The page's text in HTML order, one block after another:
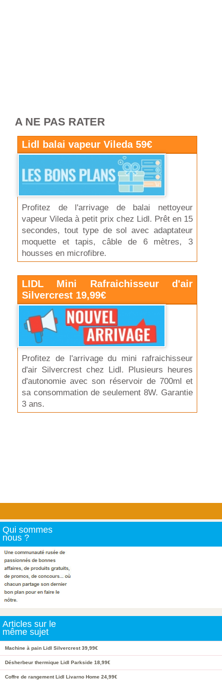
A NE PAS RATER
Lidl balai vapeur Vileda 59€
Profitez de l'arrivage de balai nettoyeur
vapeur Vileda à petit prix chez Lidl. Prêt en 15
secondes, tout type de sol avec adaptateur
moquette et tapis, câble de 6 mètres, 3
housses en microfibre.
LIDL Mini Rafraichisseur d'air
Silvercrest 19,99€
Profitez de l'arrivage du mini rafraichisseur
d'air Silvercrest chez Lidl. Plusieurs heures
d'autonomie avec son réservoir de 700ml et
sa consommation de seulement 8W. Garantie
3 ans.
Qui sommes
nous ?
Articles sur le
même sujet
Machine à pain Lidl Silvercrest 39,99€
Désherbeur thermique Lidl Parkside 18,99€
Coffre de rangement Lidl Livarno Home 24,99€